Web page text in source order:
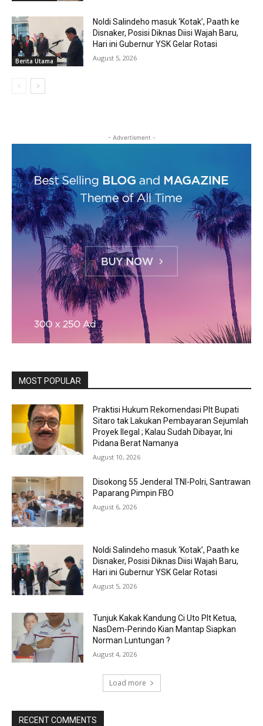
Berita Utama
Noldi Salindeho masuk ‘Kotak’, Paath ke
Disnaker, Posisi Diknas Diisi Wajah Baru,
Hari ini Gubernur YSK Gelar Rotasi
August 5, 2026
- Advertisment -
MOST POPULAR
Praktisi Hukum Rekomendasi Plt Bupati
Sitaro tak Lakukan Pembayaran Sejumlah
Proyek Ilegal ; Kalau Sudah Dibayar, Ini
Pidana Berat Namanya
August 10, 2026
Disokong 55 Jenderal TNI-Polri, Santrawan
Paparang Pimpin FBO
August 6, 2026
Noldi Salindeho masuk ‘Kotak’, Paath ke
Disnaker, Posisi Diknas Diisi Wajah Baru,
Hari ini Gubernur YSK Gelar Rotasi
August 5, 2026
Tunjuk Kakak Kandung Ci Uto Plt Ketua,
NasDem-Perindo Kian Mantap Siapkan
Norman Luntungan ?
August 4, 2026
Load more
RECENT COMMENTS